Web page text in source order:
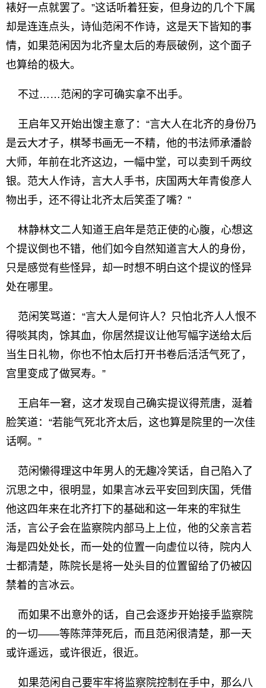
裱好一点就罢了。”这话听着狂妄，但身边的几个下属
却是连连点头，诗仙范闲不作诗，这是天下皆知的事
情，如果范闲因为北齐皇太后的寿辰破例，这个面子
也算给的极大。
不过……范闲的字可确实拿不出手。
王启年又开始出馊主意了：“言大人在北齐的身份乃
是云大才子，棋琴书画无一不精，他的书法师承潘龄
大师，年前在北齐这边，一幅中堂，可以卖到千两纹
银。范大人作诗，言大人手书，庆国两大年青俊彦人
物出手，还不得让北齐太后笑歪了嘴？”
林静林文二人知道王启年是范正使的心腹，心想这
个提议倒也不错，他们如今自然知道言大人的身份，
只是感觉有些怪异，却一时想不明白这个提议的怪异
处在哪里。
范闲笑骂道：“言大人是何许人？只怕北齐人人恨不
得啖其肉，馀其血，你居然提议让他写幅字送给太后
当生日礼物，你也不怕太后打开书卷后活活气死了，
宫里变成了做冥寿。”
王启年一窘，这才发现自己确实提议得荒唐，涎着
脸笑道：“若能气死北齐太后，这也算是院里的一次佳
话啊。”
范闲懒得理这中年男人的无趣冷笑话，自己陷入了
沉思之中，很明显，如果言冰云平安回到庆国，凭借
他这四年来在北齐打下的基础和这一年来的牢狱生
活，言公子会在监察院内部马上上位，他的父亲言若
海是四处处长，而一处的位置一向虚位以待，院内人
士都清楚，陈院长是将一处头目的位置留给了仍被囚
禁着的言冰云。
而如果不出意外的话，自己会逐步开始接手监察院
的一切——等陈萍萍死后，而且范闲很清楚，那一天
或许遥远，或许很近，很近。
如果范闲自己要牢牢将监察院控制在手中，那么八